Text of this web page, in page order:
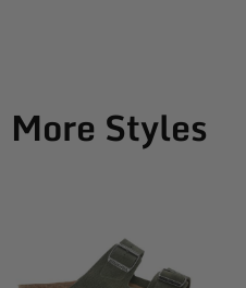
More Styles